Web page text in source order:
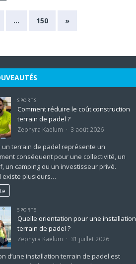
… 150 »
SPORTS
Comment réduire le coût construction
terrain de padel ?
Zephyra Kaelum 3 août 2026
un terrain de padel représente un
conséquent pour une collectivité, un
un camping ou un investisseur privé.
existe plusieurs…
SPORTS
Quelle orientation pour une installation
terrain de padel ?
Zephyra Kaelum 31 juillet 2026
d’une installation terrain de padel est